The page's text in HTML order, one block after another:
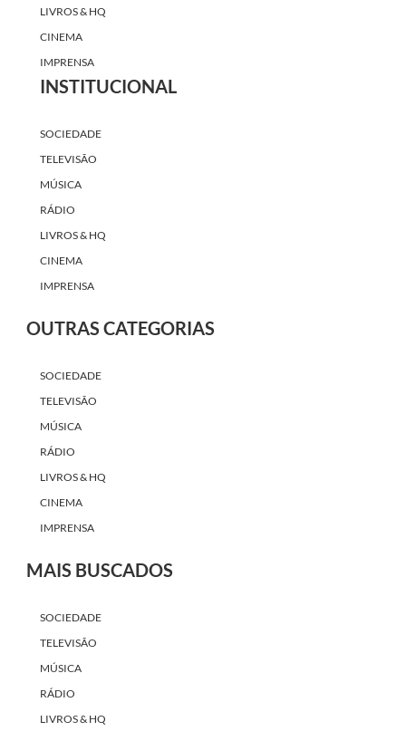
LIVROS & HQ
CINEMA
IMPRENSA
INSTITUCIONAL
SOCIEDADE
TELEVISÃO
MÚSICA
RÁDIO
LIVROS & HQ
CINEMA
IMPRENSA
OUTRAS CATEGORIAS
SOCIEDADE
TELEVISÃO
MÚSICA
RÁDIO
LIVROS & HQ
CINEMA
IMPRENSA
MAIS BUSCADOS
SOCIEDADE
TELEVISÃO
MÚSICA
RÁDIO
LIVROS & HQ